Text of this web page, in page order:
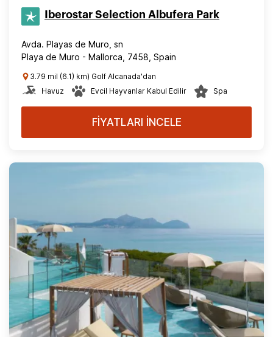
Iberostar Selection​ Albufera Park
Avda. Playas de Muro, sn
Playa de Muro - Mallorca, 7458, Spain
3.79 mil (6.1) km) Golf Alcanada'dan
Havuz
Evcil Hayvanlar Kabul Edilir Spa
FİYATLARI İNCELE